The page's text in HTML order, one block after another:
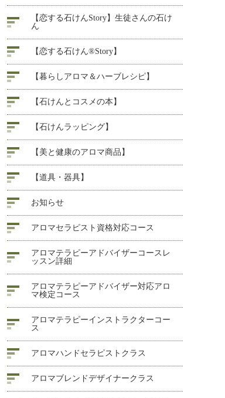
【恋する石けんStory】生徒さんの石け
ん
【恋する石けん®Story】
【暮らしアロマ＆ハーブレシピ】
【石けんとコスメの本】
【石けんラッピング】
【美と健康のアロマ商品】
【道具・器具】
お知らせ
アロマセラピスト資格対応コース
アロマテラピーアドバイザーコースレ
ッスン詳細
アロマテラピーアドバイザー対応アロ
マ検定コース
アロマテラピーインストラクターコー
ス
アロマハンドセラピストクラス
アロマブレンドデザイナークラス